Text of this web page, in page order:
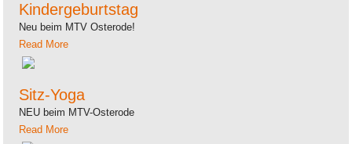
Kindergeburtstag
Neu beim MTV Osterode!
Read More
Sitz-Yoga
NEU beim MTV-Osterode
Read More